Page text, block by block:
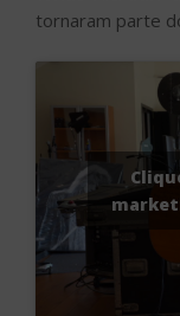
tornaram parte